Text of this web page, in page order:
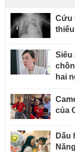
Cứu
Siêu
hai
của
Dấu